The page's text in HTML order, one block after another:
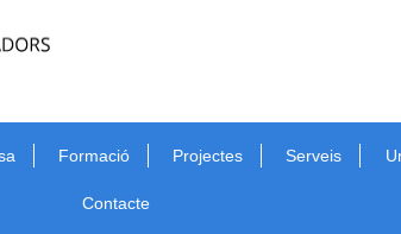
for results.
Formació Projectes Serveis
Contacte